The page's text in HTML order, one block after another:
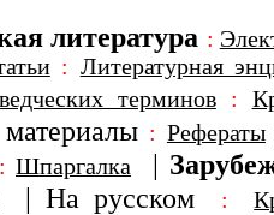
литература :
: Литературная
терминов:
: Рефераты
: Шпаргалка |
| На русском :